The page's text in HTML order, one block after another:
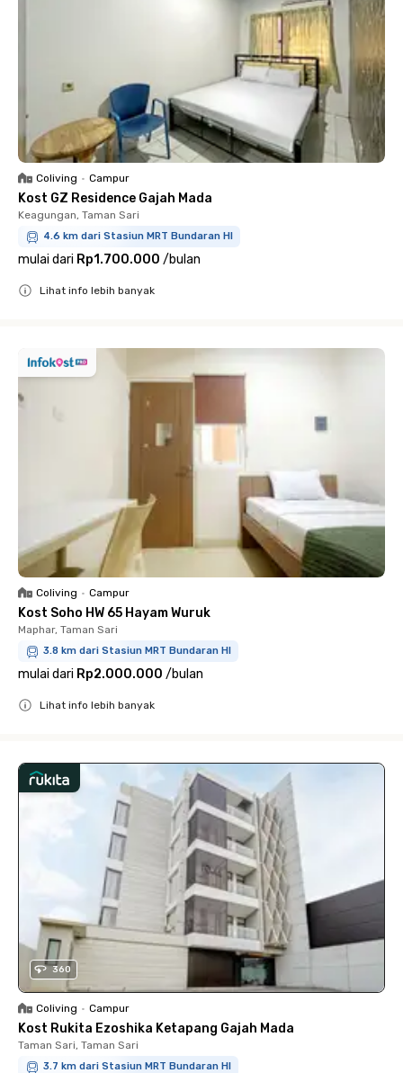
Coliving • Campur
Kost GZ Residence Gajah Mada
Keagungan, Taman Sari
4.6 km dari Stasiun MRT Bundaran HI
mulai dari Rp1.700.000 /bulan
Lihat info lebih banyak
Coliving • Campur
Kost Soho HW 65 Hayam Wuruk
Maphar, Taman Sari
3.8 km dari Stasiun MRT Bundaran HI
mulai dari Rp2.000.000 /bulan
Lihat info lebih banyak
360
Coliving • Campur
Kost Rukita Ezoshika Ketapang Gajah Mada
Taman Sari, Taman Sari
3.7 km dari Stasiun MRT Bundaran HI